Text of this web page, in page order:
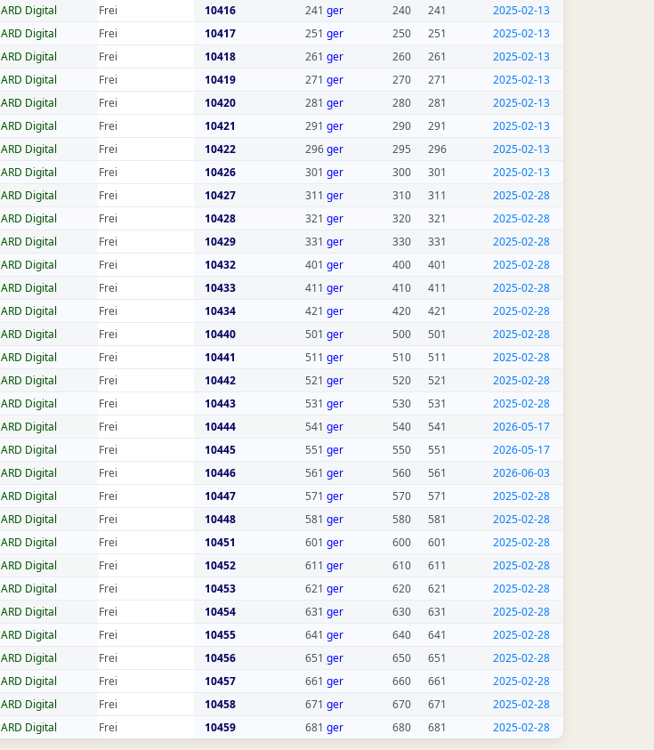
ARD Digital Frei 10416 241 ger 240 241
2025-02-13
ARD Digital Frei 10417 251 ger 250 251
2025-02-13
ARD Digital Frei 10418 261 ger 260 261
2025-02-13
ARD Digital Frei 10419 271 ger 270 271
2025-02-13
ARD Digital Frei 10420 281 ger 280 281
2025-02-13
ARD Digital Frei 10421 291 ger 290 291
2025-02-13
ARD Digital Frei 10422 296ger 295 296
2025-02-13
ARD Digital Frei 10426 301 ger 300 301
2025-02-13
ARD Digital Frei 10427 311 ger 310 311
2025-02-28
ARD Digital Frei 10428 321 ger 320 321
2025-02-28
ARD Digital Frei 10429 331 ger 330 331
2025-02-28
ARD Digital Frei 10432 401 ger 400 401
2025-02-28
ARD Digital Frei 10433 411 ger 410 411
2025-02-28
ARD Digital Frei 10434 421 ger 420 421
2025-02-28
ARD Digital Frei 10440 501 ger 500 501
2025-02-28
ARD Digital Frei 10441 511 ger 510 511
2025-02-28
ARD Digital Frei 10442 521 ger 520 521
2025-02-28
ARD Digital Frei 10443 531 ger 530 531
2025-02-28
ARD Digital Frei 10444 541 ger 540 541
2026-05-17
ARD Digital Frei 10445 551 ger 550 551
2026-05-17
ARD Digital Frei 10446 561 ger 560 561
2026-06-03
ARD Digital Frei 10447 571 ger 570 571
2025-02-28
ARD Digital Frei 10448 581 ger 580 581
2025-02-28
ARD Digital Frei 10451 601 ger 600 601
2025-02-28
ARD Digital Frei 10452 611 ger 610 611
2025-02-28
ARD Digital Frei 10453 621 ger 620 621
2025-02-28
ARD Digital Frei 10454 631 ger 630 631
2025-02-28
ARD Digital Frei 10455 641 ger 640 641
2025-02-28
ARD Digital Frei 10456 651 ger 650 651
2025-02-28
ARD Digital Frei 10457 661 ger 660 661
2025-02-28
ARD Digital Frei 10458 671 ger 670 671
2025-02-28
ARD Digital Frei 10459 681 ger 680 681 2025-02-28